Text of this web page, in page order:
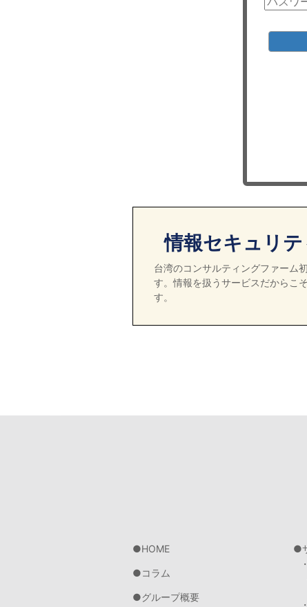
情報セキュリ
台湾のコンサルティングファーム
す。情報を扱うサービスだからこ
す。
HOME
コラム
グループ概要